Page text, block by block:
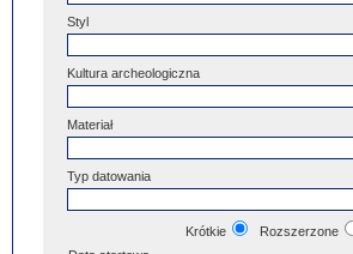
Styl
Kultura archeologiczna
Materiał
Typ datowania
Krótkie
Rozszerzone